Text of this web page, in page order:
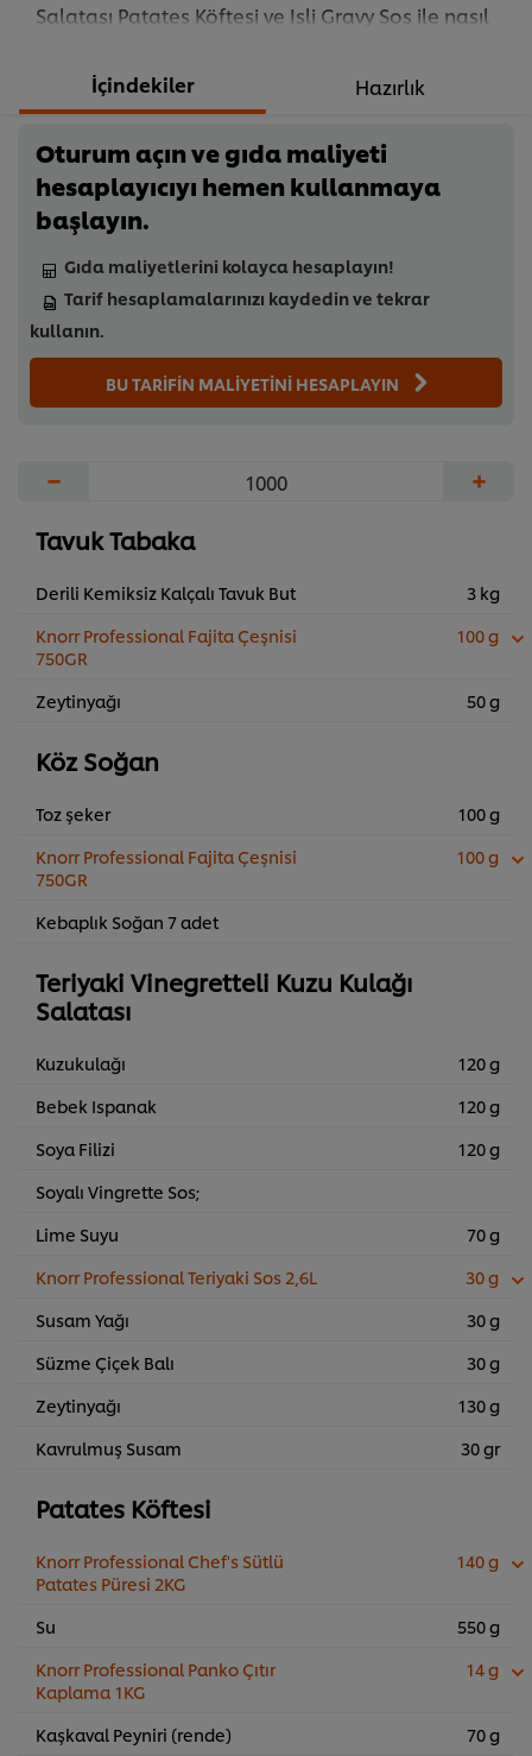
Salatası Patates Köftesi ve Isli Gravy Sos ile nasıl
için hemen tıklayın!
İçindekiler Hazırlık
Oturum açın ve gıda maliyeti
hesaplayıcıyı hemen kullanmaya
başlayın.
Gıda maliyetlerini kolayca hesaplayın!
Tarif hesaplamalarınızı kaydedin ve tekrar
kullanın.
BU TARİFİN MALİYETİNİ HESAPLAYIN
− +
Tavuk Tabaka
Derili Kemiksiz Kalçalı Tavuk But
3 kg
Knorr Professional Fajita Çeşnisi
750GR
100 g
Zeytinyağı 50 g
Köz Soğan
Toz şeker
100 g
Knorr Professional Fajita Çeşnisi
750GR
100 g
Kebaplık Soğan 7 adet
Teriyaki Vinegretteli Kuzu Kulağı
Salatası
Kuzukulağı
120 g
Bebek Ispanak
120 g
Soya Filizi
120 g
Soyalı Vingrette Sos;
Lime Suyu
70 g
Knorr Professional Teriyaki Sos 2,6L
30 g
Susam Yağı
30 g
Süzme Çiçek Balı
30 g
Zeytinyağı
130 g
Kavrulmuş Susam
30 gr
Patates Köftesi
Knorr Professional Chef's Sütlü
Patates Püresi 2KG
140 g
Su
550 g
Knorr Professional Panko Çıtır
Kaplama 1KG
14 g
Kaşkaval Peyniri (rende) 70 g